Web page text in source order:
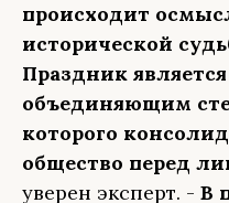
происходит
исторической
Праздник
объединяющим
которого
общество перед
уверен эксперт. - В